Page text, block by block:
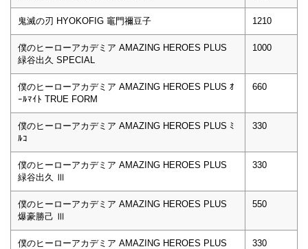
鬼滅の刃 HYOKOFIG 竈門禰豆子 1210
僕のヒーローアカデミア AMAZING HEROES PLUS
緑谷出久 SPECIAL
1000
僕のヒーローアカデミア AMAZING HEROES PLUS ｵ
ｰﾙﾏｲﾄ TRUE FORM
660
僕のヒーローアカデミア AMAZING HEROES PLUS ﾐ
ﾙｺ
330
僕のヒーローアカデミア AMAZING HEROES PLUS
緑谷出久 Ⅲ
330
僕のヒーローアカデミア AMAZING HEROES PLUS
爆豪勝己 Ⅲ
550
僕のヒーローアカデミア AMAZING HEROES PLUS
330